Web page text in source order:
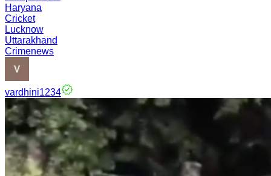
Haryana
Cricket
Lucknow
Uttarakhand
Crimenews
vardhini1234